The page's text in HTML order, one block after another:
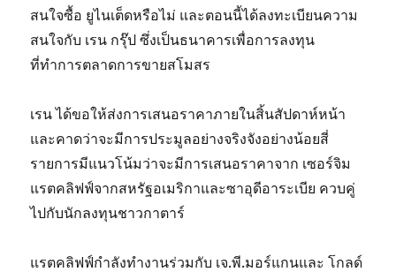
สนใจซื้อ ยูไนเต็ดหรือไม่ และตอนนี้ได้ลงทะเบียนความ
สนใจกับ เรน กรุ๊ป ซึ่งเป็นธนาคารเพื่อการลงทุน
ที่ทำการตลาดการขายสโมสร
เรน ได้ขอให้ส่งการเสนอราคาภายในสิ้นสัปดาห์หน้า
และคาดว่าจะมีการประมูลอย่างจริงจังอย่างน้อยสี่
รายการมีแนวโน้มว่าจะมีการเสนอราคาจาก เซอร์จิม
แรตคลิฟฟ์จากสหรัฐอเมริกาและซาอุดีอาระเบีย ควบคู่
ไปกับนักลงทุนชาวกาตาร์
แรตคลิฟฟ์กำลังทำงานร่วมกับ เจ.พี.มอร์แกนและ โกลด์